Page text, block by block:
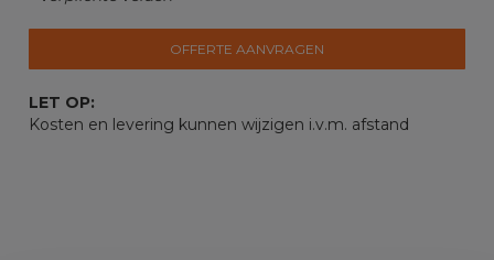
OFFERTE AANVRAGEN
LET OP:
Kosten en levering kunnen wijzigen i.v.m. afstand